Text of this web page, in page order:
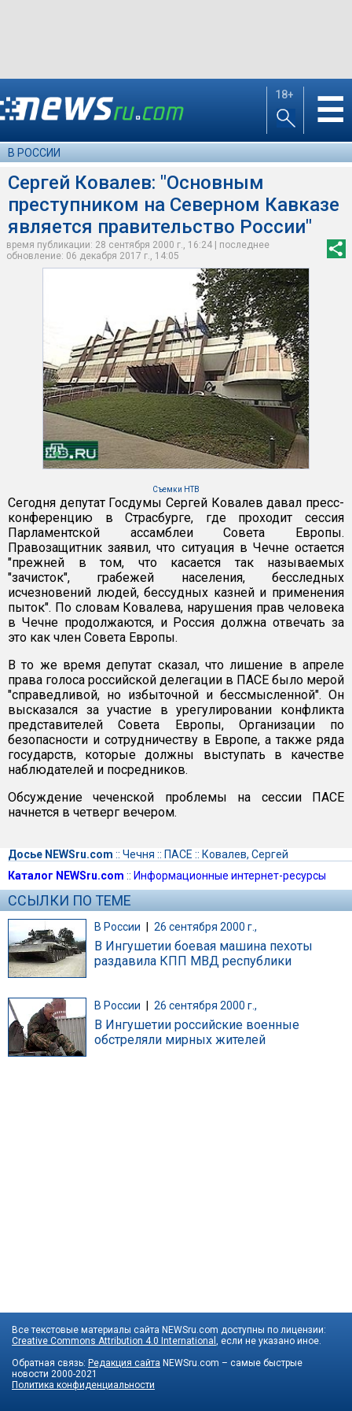
18+ ☰
В РОССИИ
Сергей Ковалев: "Основным
преступником на Северном Кавказе
является правительство России"
время публикации: 28 сентября 2000 г., 16:24 | последнее
обновление: 06 декабря 2017 г., 14:05
Съемки НТВ
Сегодня депутат Госдумы Сергей Ковалев давал пресс-
конференцию в Страсбурге, где проходит сессия
Парламентской ассамблеи Совета Европы.
Правозащитник заявил, что ситуация в Чечне остается
"прежней в том, что касается так называемых
"зачисток", грабежей населения, бесследных
исчезновений людей, бессудных казней и применения
пыток". По словам Ковалева, нарушения прав человека
в Чечне продолжаются, и Россия должна отвечать за
это как член Совета Европы.
В то же время депутат сказал, что лишение в апреле
права голоса российской делегации в ПАСЕ было мерой
"справедливой, но избыточной и бессмысленной". Он
высказался за участие в урегулировании конфликта
представителей Совета Европы, Организации по
безопасности и сотрудничеству в Европе, а также ряда
государств, которые должны выступать в качестве
наблюдателей и посредников.
Обсуждение чеченской проблемы на сессии ПАСЕ
начнется в четверг вечером.
Досье NEWSru.com :: Чечня :: ПАСЕ :: Ковалев, Сергей
Каталог NEWSru.com :: Информационные интернет-ресурсы
ССЫЛКИ ПО ТЕМЕ
В России | 26 сентября 2000 г.,
В Ингушетии боевая машина пехоты
раздавила КПП МВД республики
В России 26 сентября 2000 г.,
В Ингушетии российские военные
обстреляли мирных жителей
Все текстовые материалы сайта NEWSru.com доступны по лицензии:
Creative Commons Attribution 4.0 International , если не указано иное.
Обратная связь: Редакция сайта NEWSru.com – самые быстрые
новости 2000-2021
Политика конфиденциальности